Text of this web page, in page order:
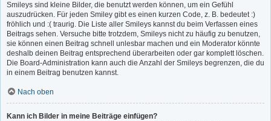
Smileys sind kleine Bilder, die benutzt werden können, um ein Gefühl
auszudrücken. Für jeden Smiley gibt es einen kurzen Code, z. B. bedeutet :)
fröhlich und :( traurig. Die Liste aller Smileys kannst du beim Verfassen eines
Beitrags sehen. Versuche bitte trotzdem, Smileys nicht zu häufig zu benutzen,
sie können einen Beitrag schnell unlesbar machen und ein Moderator könnte
deshalb deinen Beitrag entsprechend überarbeiten oder gar komplett löschen.
Die Board-Administration kann auch die Anzahl der Smileys begrenzen, die du
in einem Beitrag benutzen kannst.
Nach oben
Kann ich Bilder in meine Beiträge einfügen?